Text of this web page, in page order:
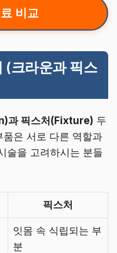
비교
(크라운과 픽스
과 픽스처(Fixture) 두
은 서로 다른 역할과
술을 고려하시는 분들
픽스처
잇몸 속 식립되는 부
분